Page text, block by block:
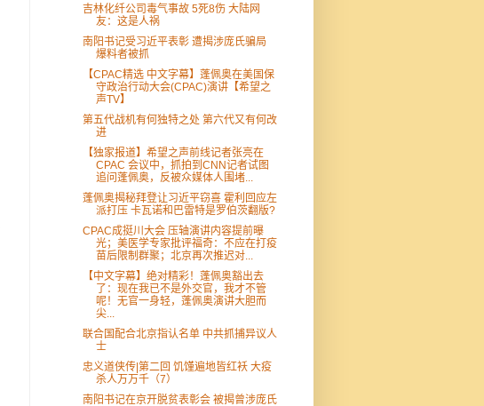
吉林化纤公司毒气事故 5死8伤 大陆网
友：这是人祸
南阳书记受习近平表彰 遭揭涉庞氏骗局
爆料者被抓
【CPAC精选 中文字幕】蓬佩奥在美国保
守政治行动大会(CPAC)演讲【希望之
声TV】
第五代战机有何独特之处 第六代又有何改
进
【独家报道】希望之声前线记者张亮在
CPAC 会议中，抓拍到CNN记者试图
追问蓬佩奥，反被众媒体人围堵...
蓬佩奥揭秘拜登让习近平窃喜 霍利回应左
派打压 卡瓦诺和巴雷特是罗伯茨翻版?
CPAC成挺川大会 压轴演讲内容提前曝
光；美医学专家批评福奇：不应在打疫
苗后限制群聚；北京再次推迟对...
【中文字幕】绝对精彩！蓬佩奥豁出去
了：现在我已不是外交官，我才不管
呢！无官一身轻，蓬佩奥演讲大胆而
尖...
联合国配合北京指认名单 中共抓捕异议人
士
忠义道侠传|第二回 饥馑遍地皆红袄 大疫
杀人万万千（7）
南阳书记在京开脱贫表彰会 被揭曾涉庞氏